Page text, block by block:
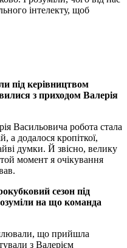
інтелекту, щоб
під керівництвом
з приходом Валерія
Васильовича робота стала
додалося кропіткої,
думки. Й звісно, велику
момент я очікування
сезон під
на що команда
що прийшла
з Валерієм